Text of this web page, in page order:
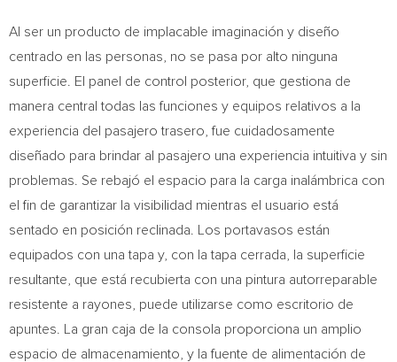
Al ser un producto de implacable imaginación y diseño
centrado en las personas, no se pasa por alto ninguna
superficie. El panel de control posterior, que gestiona de
manera central todas las funciones y equipos relativos a la
experiencia del pasajero trasero, fue cuidadosamente
diseñado para brindar al pasajero una experiencia intuitiva y sin
problemas. Se rebajó el espacio para la carga inalámbrica con
el fin de garantizar la visibilidad mientras el usuario está
sentado en posición reclinada. Los portavasos están
equipados con una tapa y, con la tapa cerrada, la superficie
resultante, que está recubierta con una pintura autorreparable
resistente a rayones, puede utilizarse como escritorio de
apuntes. La gran caja de la consola proporciona un amplio
espacio de almacenamiento, y la fuente de alimentación de